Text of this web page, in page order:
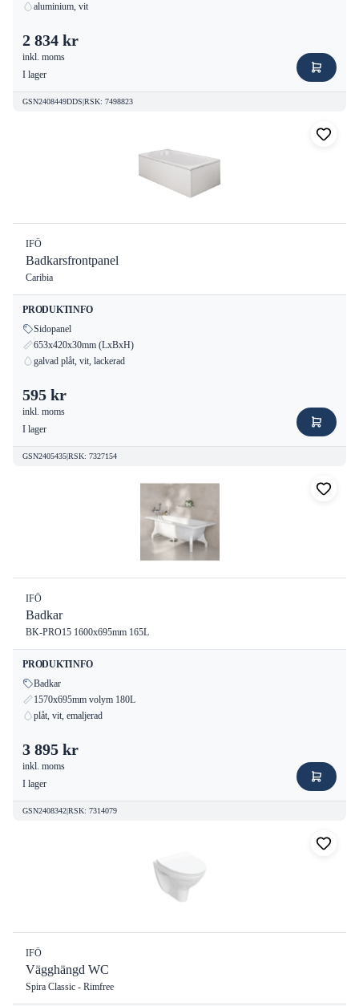
aluminium, vit
2 834 kr
inkl. moms
I lager
GSN2408449DDS|RSK: 7498823
IFÖ
Badkarsfrontpanel
Caribia
PRODUKTINFO
Sidopanel
653x420x30mm (LxBxH)
galvad plåt, vit, lackerad
595 kr
inkl. moms
I lager
GSN2405435|RSK: 7327154
IFÖ
Badkar
BK-PRO15 1600x695mm 165L
PRODUKTINFO
Badkar
1570x695mm volym 180L
plåt, vit, emaljerad
3 895 kr
inkl. moms
I lager
GSN2408342|RSK: 7314079
IFÖ
Vägghängd WC
Spira Classic - Rimfree